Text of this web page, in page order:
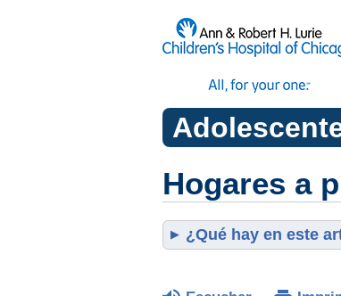
Hogares a
¿Qué hay en este